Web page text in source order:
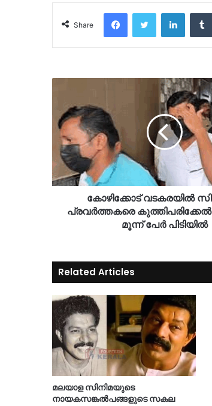
Share
FacebookTwitter
കോഴിക്കോട് വടകരയിൽ
പ്രവര്‍ത്തകരെ
മൂന്ന് പേർ പിടിയിൽ
Related Articles
മലയാള സിനിമയുടെ
നായകസങ്കല്‍പങ്ങളുടെ സകല